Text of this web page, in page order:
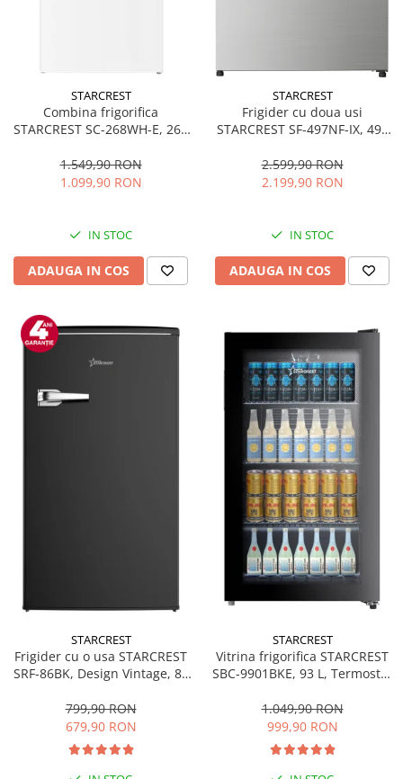
STARCREST
Combina frigorifica
STARCREST SC-268WH-E, 268
Termostat reglabil, Iluminare
LED, Picioare ajustabile, Usi
1.549,90 RON
1.099,90 RON
IN STOC
ADAUGA IN COS
STARCREST
Frigider cu doua usi
STARCREST SF-497NF-IX, 497
Inverter, Clasa E, Display,
Functie super racire, Blocare
2.599,90 RON
2.199,90 RON
IN STOC
ADAUGA IN COS
STARCREST
Frigider cu o usa STARCREST
SRF-86BK, Design Vintage, 85
interioara, H 84 cm, Negru
799,90 RON
679,90 RON
STARCREST
Vitrina frigorifica STARCREST
SBC-9901BKE, 93 L, Termostat
sticla, H 84.5 cm, Negru
1.049,90 RON
999,90 RON